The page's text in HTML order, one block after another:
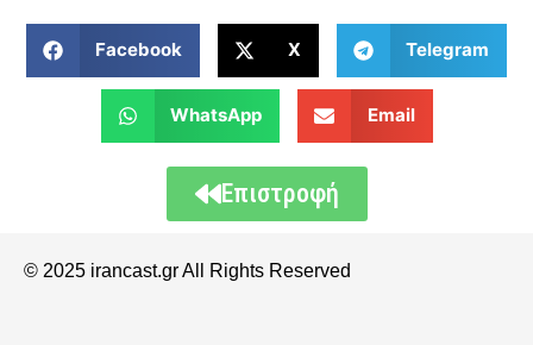
Facebook X Telegram
WhatsApp Email
Επιστροφή
© 2025 irancast.gr All Rights Reserved